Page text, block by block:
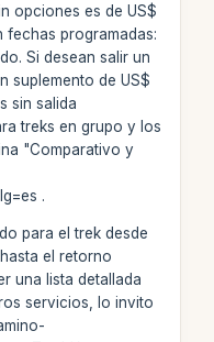
opciones es de US$
fechas programadas:
Si desean salir un
suplemento de US$
sin salida
treks en grupo y los
"Comparativo y
.
para el trek desde
el retorno
una lista detallada
servicios, lo invito